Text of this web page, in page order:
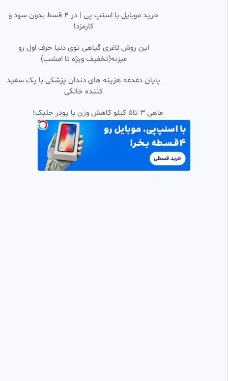
•
رضا
227 بازدید • 1 سال پیش
0:00:26 ضربه آزاد خولیو کروز به بوفون
132 بازدید • 10 ماه پیش
0:00:12
ادیت فوتبالی رونالدو جدید و
قشنگ 😗😅😅🫠😅
خرید موبایل با اسنپ پی | در ۴ قسط بدون سود و
کارمزد!
این روش لاغری گیاهی توی دنیا حرف اول رو
میزنه(تخفیف ویژه تا امشب)
پایان دغدغه هزینه های دندان پزشکی با پک سفید
کننده خانگی
ماهی 3 تا5 کیلو کاهش وزن با پودر جلبک!